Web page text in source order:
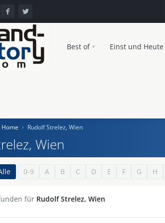
Best of Einst und Heute
Home Rudolf Strelez, Wien
Wien
0-9 A B C D E F G H
für Rudolf Strelez, Wien